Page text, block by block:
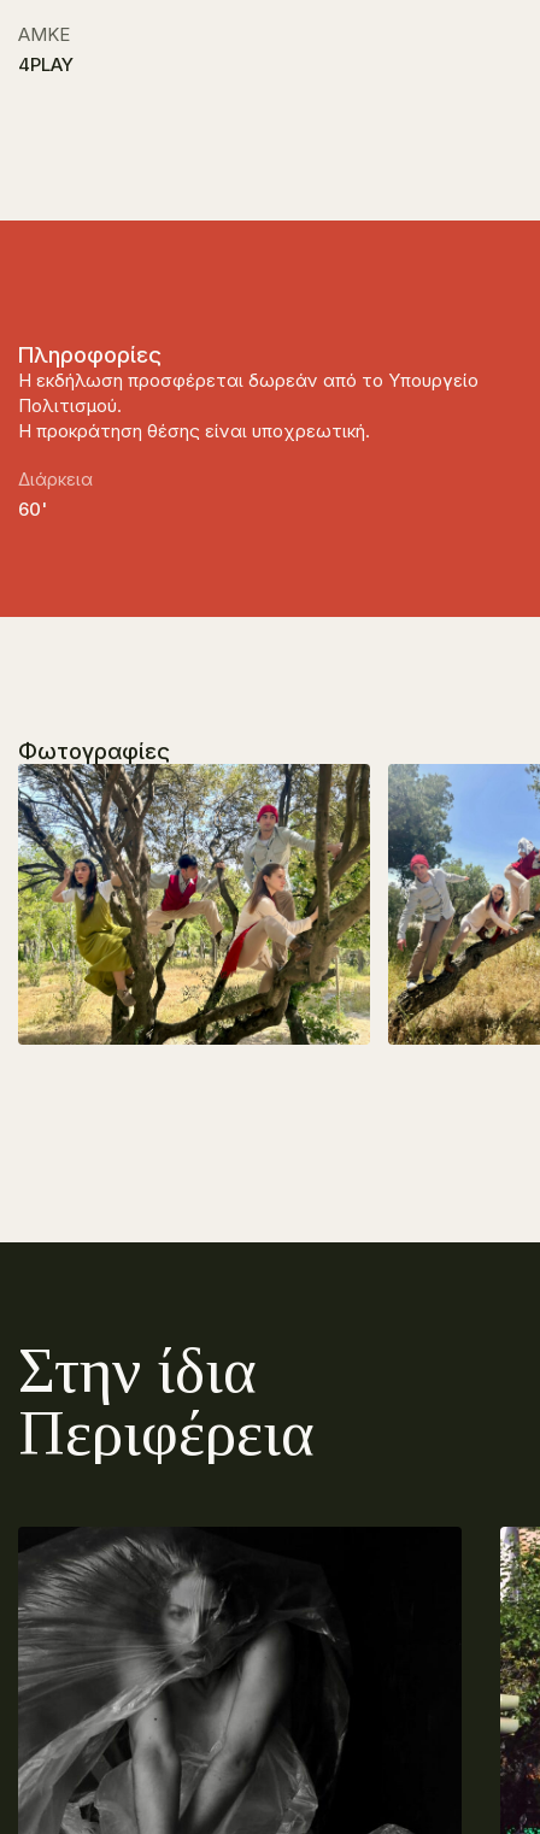
ΑΜΚΕ
4PLAY
Πληροφορίες
Η εκδήλωση προσφέρεται δωρεάν από το Υπουργείο
Πολιτισμού.
Η προκράτηση θέσης είναι υποχρεωτική.
Διάρκεια
60'
Φωτογραφίες
Στην ίδια
Περιφέρεια